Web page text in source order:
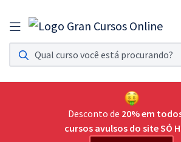
Assinatura Ilimitada 11
Acesso a todos os cursos. Teste grátis por 7 dias!
Assinatura OAB Até Passar
Acesso ilimitado a toda preparação para o Exame da
Desconto de 20% em
cursos avulsos do site SÓ